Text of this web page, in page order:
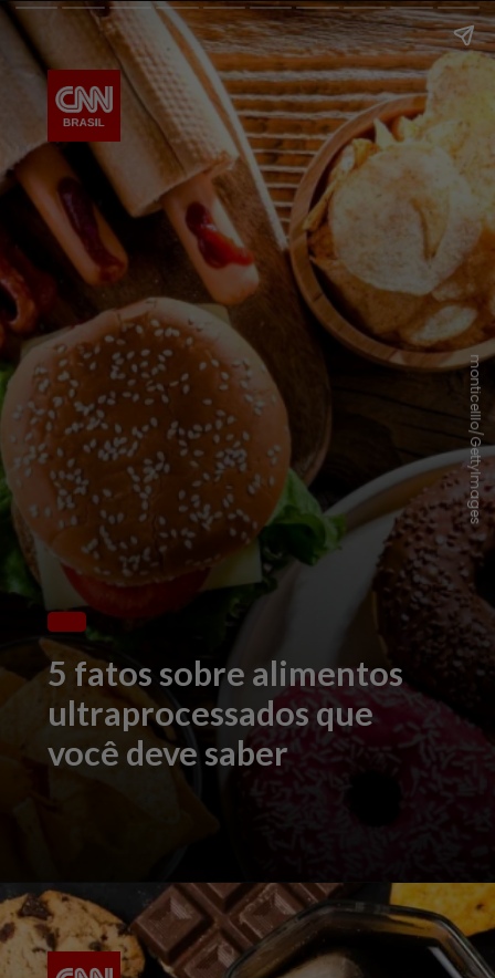
5 fatos sobre alimentos
ultraprocessados que
você deve saber
monticelllo/GettyImages